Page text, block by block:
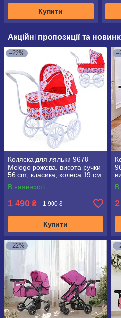
Купити
Акційні пропозиції та
–22%
Коляска для ляльки 9678
Melogo рожева, висота ручки
56 cm, класика, колеса 19 см
В наявності
1 490 ₴ 1 900 ₴
Купити
см
В
–22%